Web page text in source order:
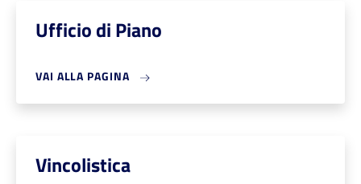
Ufficio di Piano
VAI ALLA PAGINA
Vincolistica